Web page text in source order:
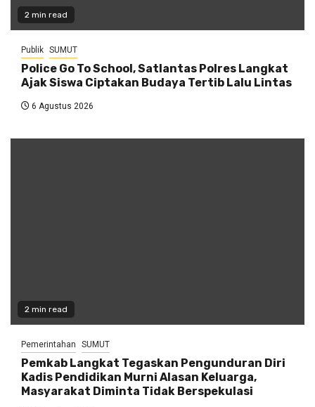
2 min read
Publik SUMUT
Police Go To School, Satlantas Polres Langkat
Ajak Siswa Ciptakan Budaya Tertib Lalu Lintas
6 Agustus 2026
2 min read
Pemerintahan SUMUT
Pemkab Langkat Tegaskan Pengunduran Diri
Kadis Pendidikan Murni Alasan Keluarga,
Masyarakat Diminta Tidak Berspekulasi